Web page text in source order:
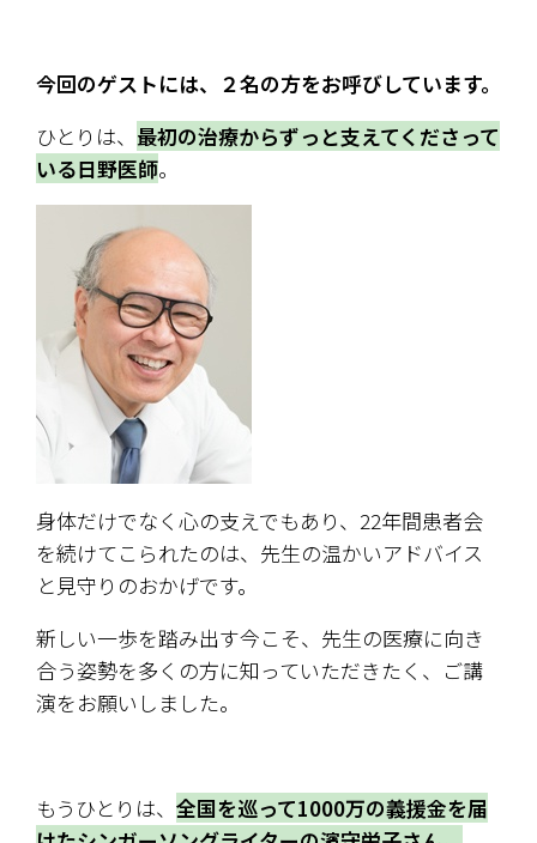
今回のゲストには、２名の方をお呼びしています。
ひとりは、 最初の治療からずっと支えてくださって
いる日野医師。
身体だけでなく心の支えでもあり、22年間患者会
を続けてこられたのは、先生の温かいアドバイス
と見守りのおかげです。
新しい一歩を踏み出す今こそ、先生の医療に向き
合う姿勢を多くの方に知っていただきたく、ご講
演をお願いしました。
もうひとりは、 全国を巡って1000万の義援金を届